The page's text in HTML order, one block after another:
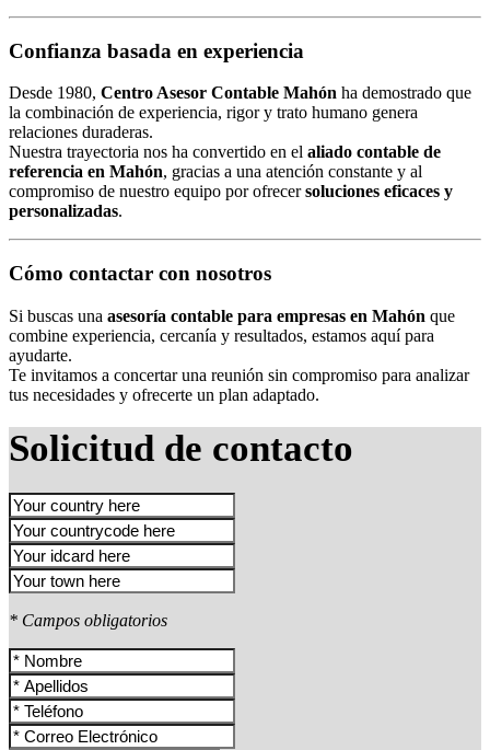
Confianza basada en experiencia
Desde 1980, Centro Asesor Contable Mahón ha demostrado que
la combinación de experiencia, rigor y trato humano genera
relaciones duraderas.
Nuestra trayectoria nos ha convertido en el aliado contable de
referencia en Mahón, gracias a una atención constante y al
compromiso de nuestro equipo por ofrecersoluciones eficaces y
personalizadas.
Cómo contactar con nosotros
Si buscas una asesoría contable para empresas en Mahón que
combine experiencia, cercanía y resultados, estamos aquí para
ayudarte.
Te invitamos a concertar una reunión sin compromiso para analizar
tus necesidades y ofrecerte un plan adaptado.
Solicitud de contacto
* Campos obligatorios